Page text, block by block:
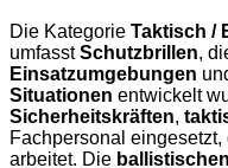
Die Kategorie Taktisch /
umfasstSchutzbrillen,
Einsatzumgebungen
Situationen entwickelt
Sicherheitskräften,
Fachpersonal eingesetzt,
arbeitet. Die